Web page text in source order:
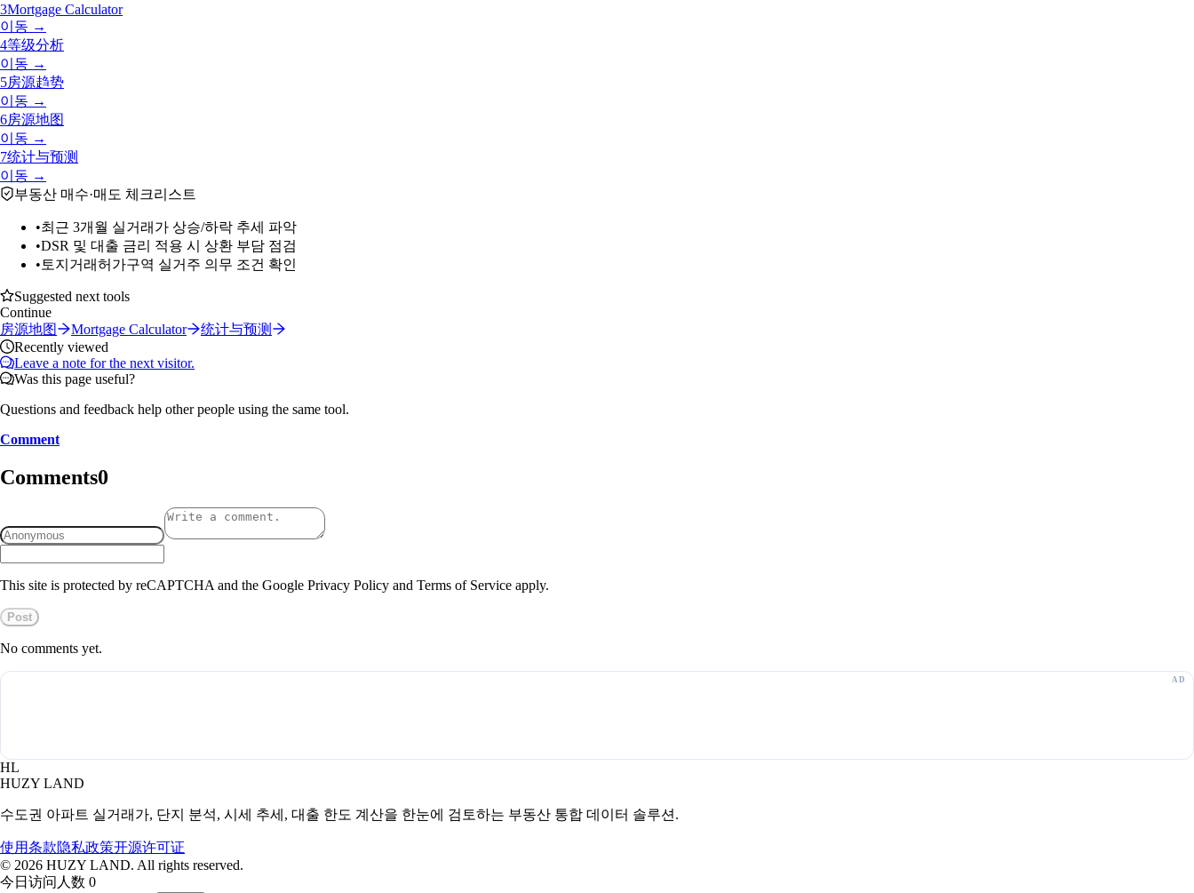
3Mortgage Calculator
이동 →
4等级分析
이동 →
5房源趋势
이동 →
6房源地图
이동 →
7统计与预测
이동 →
부동산 매수·매도 체크리스트
•최근 3개월 실거래가 상승/하락 추세 파악
•DSR 및 대출 금리 적용 시 상환 부담 점검
• 토지거래허가구역 실거주 의무 조건 확인
Suggested next tools
Continue
房源地图
Mortgage Calculator
统计与预测
Recently viewed
Leave a note for the next visitor.
Was this page useful?
Questions and feedback help other people using the same tool.
Comment
Comments0
This site is protected by reCAPTCHA and the Google Privacy Policy and Terms of Service apply.
Post
No comments yet.
HL
HUZY LAND
수도권 아파트 실거래가, 단지 분석, 시세 추세, 대출 한도 계산을 한눈에 검토하는 부동산 통합 데이터 솔루션.
使用条款隐私政策开源许可证
© 2026 HUZY LAND. All rights reserved.
今日访问人数 0